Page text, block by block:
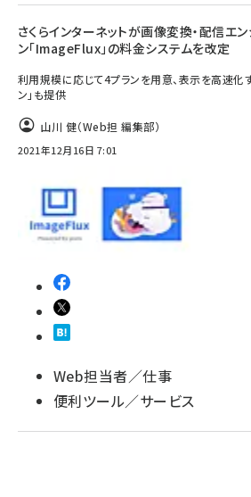
さくらインターネットが画像変換・配信エ
ン「ImageFlux」の料金システムを改定
利用規模に応じて4プランを用意、表示を高速化
ン」も提供
山川 健（Web担 編集部）
2021年12月16日 7:01
Web担当者／仕事
便利ツール／サービス